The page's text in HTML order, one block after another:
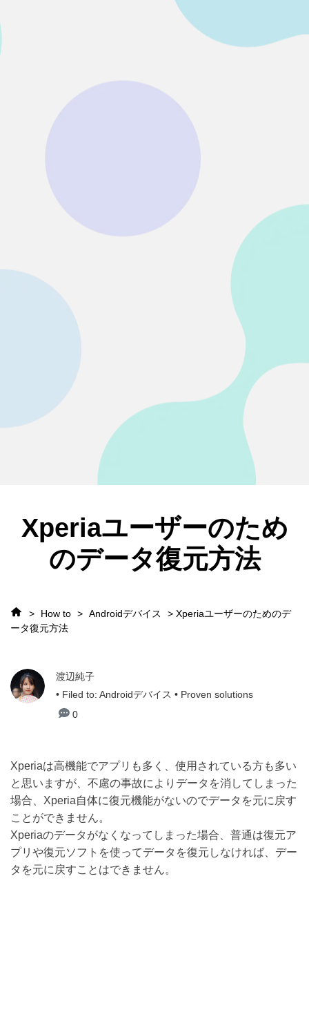
Xperiaユーザーのため
のデータ復元方法
> How to > Androidデバイス
> Xperiaユーザーのためのデ
ータ復元方法
渡辺純子
• Filed to: Androidデバイス • Proven solutions
0
Xperiaは高機能でアプリも多く、使用されている方も多い
と思いますが、不慮の事故によりデータを消してしまった
場合、Xperia自体に復元機能がないのでデータを元に戻す
ことができません。
Xperiaのデータがなくなってしまった場合、普通は復元ア
プリや復元ソフトを使ってデータを復元しなければ、デー
タを元に戻すことはできません。